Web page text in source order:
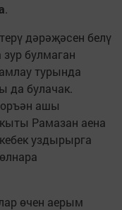
.
дәрәҗәсен белү
булмаган
турында
да булачак.
ашы
Рамазан аена
уздырырга
өчен аерым